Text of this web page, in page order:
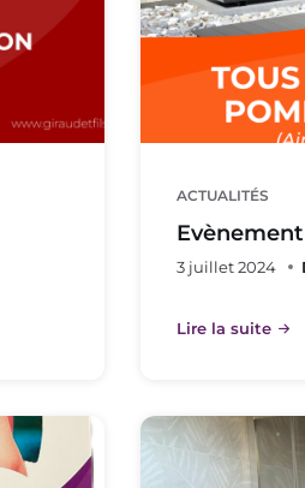
ACTUALITÉS
3 juillet 2024
Lire la suite